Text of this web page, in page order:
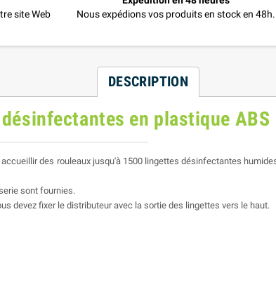
site Web
Nous expédions vos produits en stock en 48h.
DESCRIPTION
en plastique ABS
des rouleaux jusqu'à 1500 lingettes désinfectantes
sont fournies.
devez fixer le distributeur avec la sortie des lingettes vers le haut.